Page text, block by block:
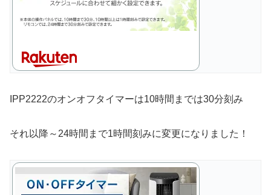
IPP2222のオンオフタイマーは10時間までは30分刻み
それ以降～24時間まで1時間刻みに変更になりました！